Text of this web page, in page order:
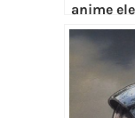
anime